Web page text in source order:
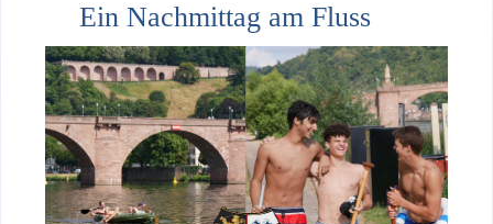
Ein Nachmittag am Fluss